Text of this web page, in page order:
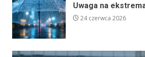
Uwaga na
24 czerwca 2026